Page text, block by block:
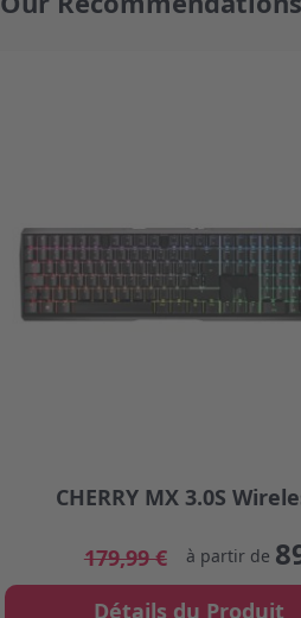
CHERRY MX 3.0S
179,99 € à partir de
Détails du Produit